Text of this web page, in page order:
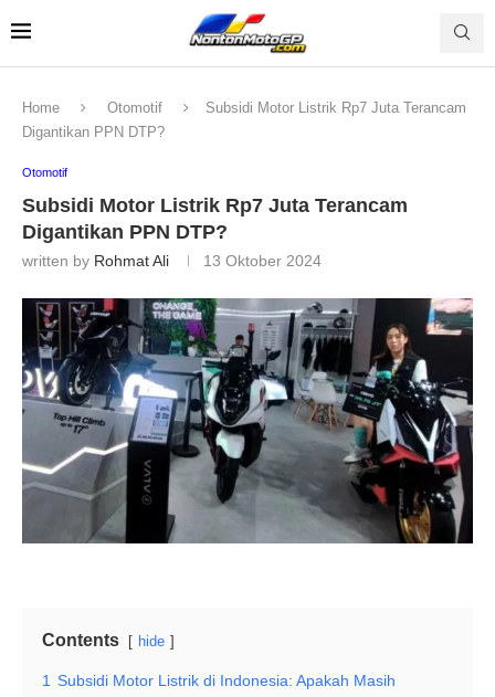
Home Otomotif
Subsidi Motor Listrik Rp7 Juta Terancam
Digantikan PPN DTP?
Otomotif
Subsidi Motor Listrik Rp7 Juta Terancam
Digantikan PPN DTP?
written by Rohmat Ali 13 Oktober 2024
Contents hide
1 Subsidi Motor Listrik di Indonesia: Apakah Masih